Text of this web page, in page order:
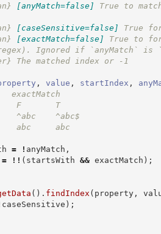
[anyMatch=false]
True to
[caseSensitive=false]
True
[exactMatch=false]
True to
Ignored if `anyMatch` is
The matched index or -1
, value , startIndex ,
F       T
^abc$
abc     abc
= ! anyMatch ,
= !! ( startsWith && exactMatch ) ;
( ) . findIndex ( property,
caseSensitive ) ;